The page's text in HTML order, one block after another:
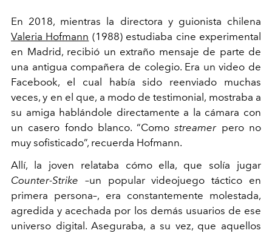
En 2018, mientras la directora y guionista chilena
Valeria Hofmann (1988) estudiaba cine experimental
en Madrid, recibió un extraño mensaje de parte de
una antigua compañera de colegio. Era un video de
Facebook, el cual había sido reenviado muchas
veces, y en el que, a modo de testimonial, mostraba a
su amiga hablándole directamente a la cámara con
un casero fondo blanco. “Comostreamerpero no
muy sofisticado”, recuerda Hofmann.
Allí, la joven relataba cómo ella, que solía jugar
Counter-Strike –un popular videojuego táctico en
primera persona–, era constantemente molestada,
agredida y acechada por los demás usuarios de ese
universo digital. Aseguraba, a su vez, que aquellos